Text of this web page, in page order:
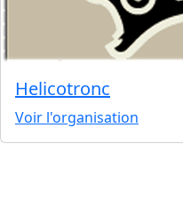
Helicotronc
Voir l'organisation